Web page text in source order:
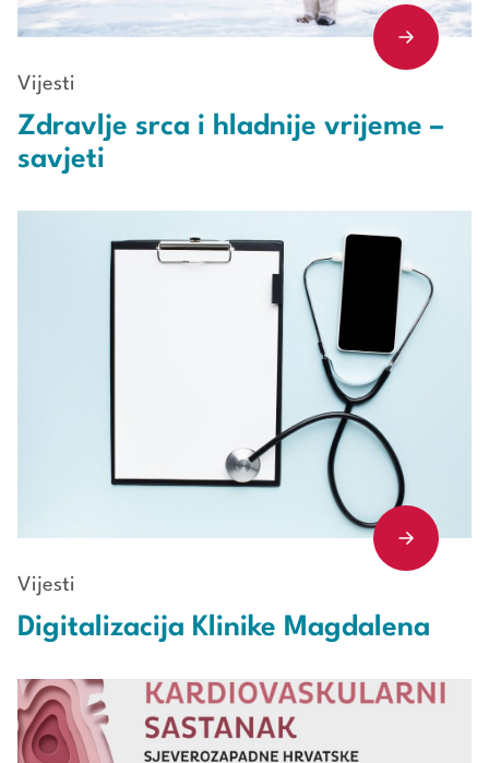
Vijesti
Zdravlje srca i hladnije vrijeme –
savjeti
Vijesti
Digitalizacija Klinike Magdalena